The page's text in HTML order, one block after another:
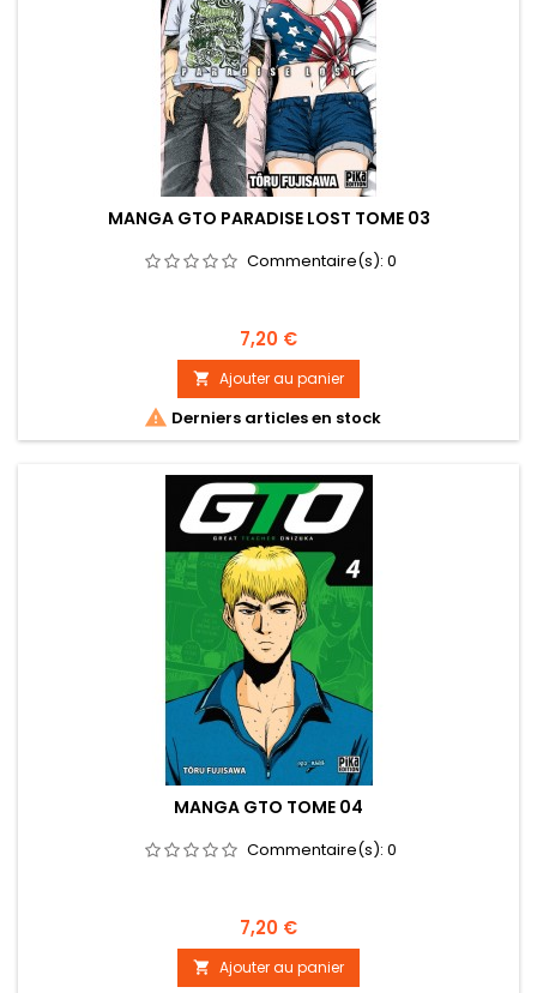
MANGA GTO PARADISE LOST TOME 03
Commentaire(s): 0
Prix
7,20 €
 Ajouter au panier
 Derniers articles en stock
MANGA GTO TOME 04
Commentaire(s): 0
Prix
7,20 €
 Ajouter au panier